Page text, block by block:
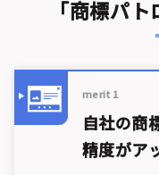
「商標パ
merit 1
自社の商
精度がア